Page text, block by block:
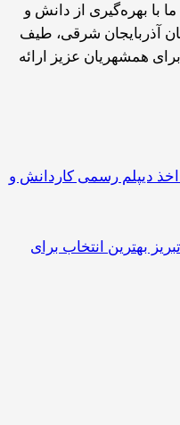
بهره‌گیری از دانش و
آذربایجان شرقی، طیف
همشهریان عزیز ارائه
کامل اخذ دیپلم رسمی کاردانش و
بهترین انتخاب برای